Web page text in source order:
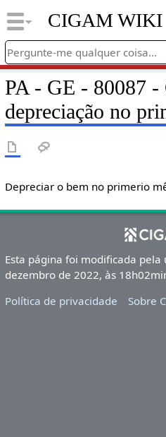
CIGAM WIKI
PA - GE - 80087 -
depreciação no
Depreciar o bem no primerio
Esta página foi modificada pela
dezembro de 2022, às
Política de privacidade
Sobre